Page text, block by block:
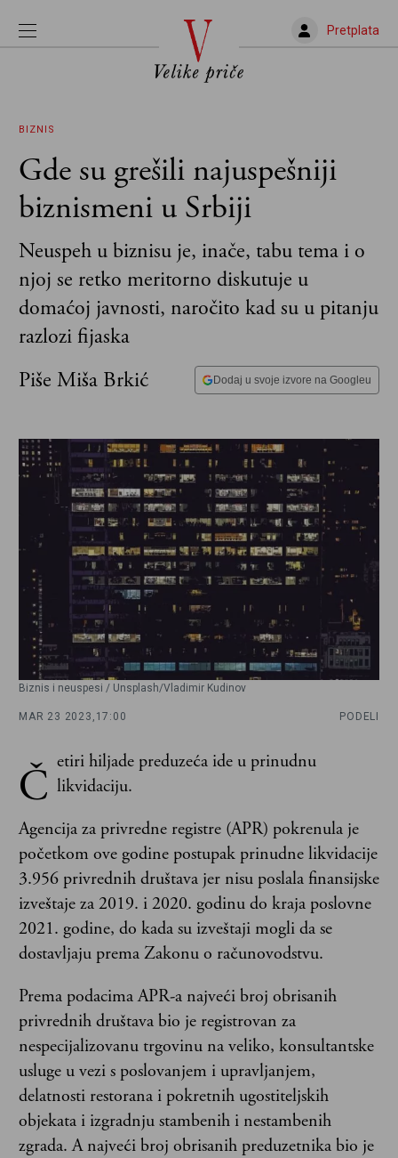
Pretplata
BIZNIS
Gde su grešili najuspešniji
biznismeni u Srbiji
Neuspeh u biznisu je, inače, tabu tema i o
njoj se retko meritorno diskutuje u
domaćoj javnosti, naročito kad su u pitanju
razlozi fijaska
Piše Miša Brkić
Dodaj u svoje izvore na Googleu
Biznis i neuspesi / Unsplash/Vladimir Kudinov
MAR 23 2023, 17:00 PODELI
Č etiri hiljade preduzeća ide u prinudnu
likvidaciju.
Agencija za privredne registre (APR) pokrenula je
početkom ove godine postupak prinudne likvidacije
3.956 privrednih društava jer nisu poslala finansijske
izveštaje za 2019. i 2020. godinu do kraja poslovne
2021. godine, do kada su izveštaji mogli da se
dostavljaju prema Zakonu o računovodstvu.
Prema podacima APR-a najveći broj obrisanih
privrednih društava bio je registrovan za
nespecijalizovanu trgovinu na veliko, konsultantske
usluge u vezi s poslovanjem i upravljanjem,
delatnosti restorana i pokretnih ugostiteljskih
objekata i izgradnju stambenih i nestambenih
zgrada. A najveći broj obrisanih preduzetnika bio je